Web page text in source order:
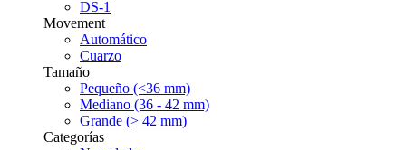
DS-1
Movement
Automático
Cuarzo
Tamaño
Pequeño (<36 mm)
Mediano (36 - 42 mm)
Grande (> 42 mm)
Categorías